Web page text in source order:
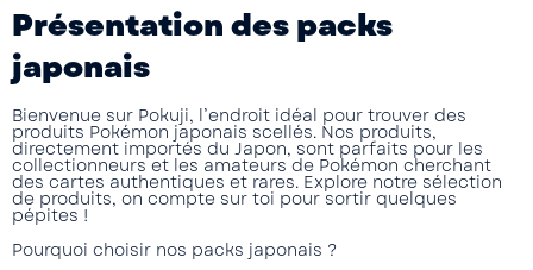
Présentation des packs
japonais
Bienvenue sur Pokuji, l’endroit idéal pour trouver des
produits Pokémon japonais scellés. Nos produits,
directement importés du Japon, sont parfaits pour les
collectionneurs et les amateurs de Pokémon cherchant
des cartes authentiques et rares. Explore notre sélection
de produits, on compte sur toi pour sortir quelques
pépites !
Pourquoi choisir nos packs japonais ?